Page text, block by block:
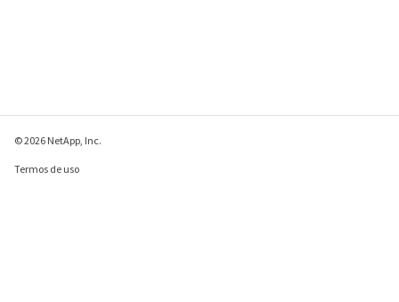
© 2026 NetApp, Inc.
Termos de uso